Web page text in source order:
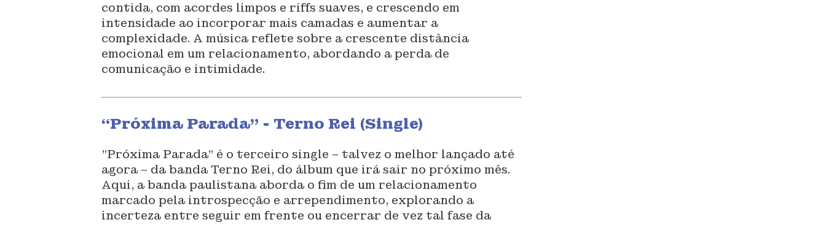
contida, com acordes limpos e riffs suaves, e crescendo em
intensidade ao incorporar mais camadas e aumentar a
complexidade. A música reflete sobre a crescente distância
emocional em um relacionamento, abordando a perda de
comunicação e intimidade.
“Próxima Parada” - Terno Rei (Single)
"Próxima Parada" é o terceiro single – talvez o melhor lançado até
agora – da banda Terno Rei, do álbum que irá sair no próximo mês.
Aqui, a banda paulistana aborda o fim de um relacionamento
marcado pela introspecção e arrependimento, explorando a
incerteza entre seguir em frente ou encerrar de vez tal fase da